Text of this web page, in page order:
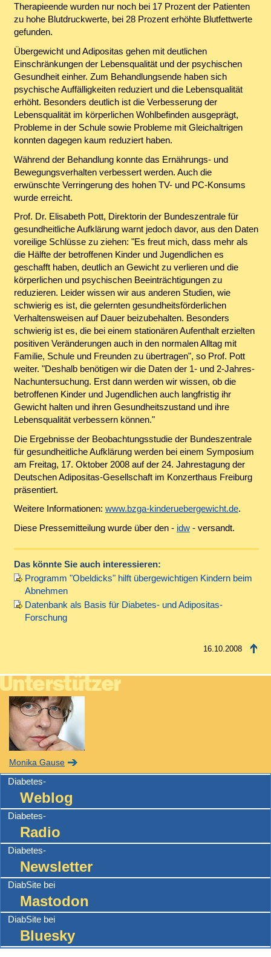
Therapieende wurden nur noch bei 17 Prozent der Patienten
zu hohe Blutdruckwerte, bei 28 Prozent erhöhte Blutfettwerte
gefunden.
Übergewicht und Adipositas gehen mit deutlichen
Einschränkungen der Lebensqualität und der psychischen
Gesundheit einher. Zum Behandlungsende haben sich
psychische Auffälligkeiten reduziert und die Lebensqualität
erhöht. Besonders deutlich ist die Verbesserung der
Lebensqualität im körperlichen Wohlbefinden ausgeprägt,
Probleme in der Schule sowie Probleme mit Gleichaltrigen
konnten dagegen kaum reduziert haben.
Während der Behandlung konnte das Ernährungs- und
Bewegungsverhalten verbessert werden. Auch die
erwünschte Verringerung des hohen TV- und PC-Konsums
wurde erreicht.
Prof. Dr. Elisabeth Pott, Direktorin der Bundeszentrale für
gesundheitliche Aufklärung warnt jedoch davor, aus den Daten
voreilige Schlüsse zu ziehen: "Es freut mich, dass mehr als
die Hälfte der betroffenen Kinder und Jugendlichen es
geschafft haben, deutlich an Gewicht zu verlieren und die
körperlichen und psychischen Beeinträchtigungen zu
reduzieren. Leider wissen wir aus anderen Studien, wie
schwierig es ist, die gelernten gesundheitsförderlichen
Verhaltensweisen auf Dauer beizubehalten. Besonders
schwierig ist es, die bei einem stationären Aufenthalt erzielten
positiven Veränderungen auch in den normalen Alltag mit
Familie, Schule und Freunden zu übertragen", so Prof. Pott
weiter. "Deshalb benötigen wir die Daten der 1- und 2-Jahres-
Nachuntersuchung. Erst dann werden wir wissen, ob die
betroffenen Kinder und Jugendlichen auch langfristig ihr
Gewicht halten und ihren Gesundheitszustand und ihre
Lebensqualität verbessern können."
Die Ergebnisse der Beobachtungsstudie der Bundeszentrale
für gesundheitliche Aufklärung werden bei einem Symposium
am Freitag, 17. Oktober 2008 auf der 24. Jahrestagung der
Deutschen Adipositas-Gesellschaft im Konzerthaus Freiburg
präsentiert.
Weitere Informationen: www.bzga-kinderuebergewicht.de.
Diese Pressemitteilung wurde über den - idw- versandt.
Das könnte Sie auch interessieren:
Programm "Obeldicks" hilft übergewichtigen Kindern beim
Abnehmen
Datenbank als Basis für Diabetes- und Adipositas-
Forschung
16.10.2008
Monika Gause
Diabetes-
Weblog
Diabetes-
Radio
Diabetes-
Newsletter
DiabSite bei
Mastodon
DiabSite bei
Bluesky